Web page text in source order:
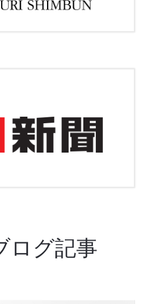
ログ記事